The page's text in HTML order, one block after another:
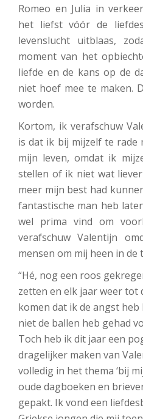
Romeo en Julia in
het liefst vóór de
levenslucht uitblaas,
moment van het
liefde en de kans op de
niet hoef mee te maken.
worden.
Kortom, ik verafschuw
is dat ik bij mijzelf te rade
mijn leven, omdat ik
stellen of ik niet wat
meer mijn best had
fantastische man heb
wel prima vind om
verafschuw Valentijn
mensen om mij heen in de
“Hé, nog een roos
zetten en elk jaar weer tot
komen dat ik de angst
niet de ballen heb gehad
Toch heb ik dit jaar een
dragelijker maken van
volledig in het thema ‘bij
oude dagboeken en
gepakt. Ik vond een